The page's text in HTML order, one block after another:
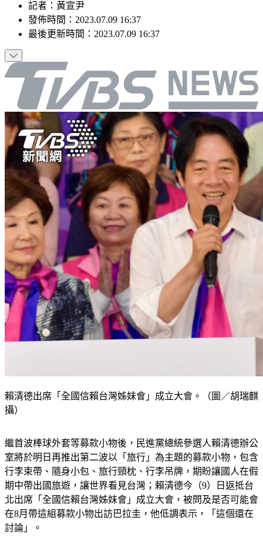
發佈時間：2023.07.09 16:37
最後更新時間：2023.07.09 16:37
攝）
室將於明日再推出第二波以「旅行」為主題的募款小物，包含
行李束帶、隨身小包、旅行頸枕、行李吊牌，期盼讓國人在假
期中帶出國旅遊，讓世界看見台灣；賴清德今（9）日返抵台
北出席「全國信賴台灣姊妹會」成立大會，被問及是否可能會
在8月帶這組募款小物出訪巴拉圭，他低調表示，「這個還在
討論」。